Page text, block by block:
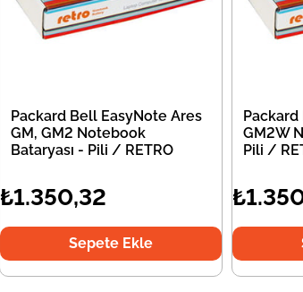
Packard Bell EasyNote Ares
GM, GM2 Notebook
Bataryası - Pili / RETRO
₺1.350,32
Sepete Ekle
GM2W
Pili /